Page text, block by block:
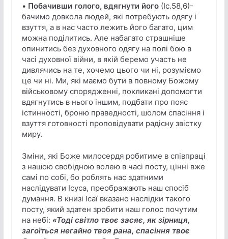
• Побачивши голого, вдягнути його (Іс.58,6)-
бачимо довкола людей, які потребують одягу і
взуття, а в нас часто лежить його багато, цим
можна поділитись. Але набагато страшніше
опинитись без духовного одягу на полі бою в
часі духовної війни, в якій беремо участь не
дивлячись на те, хочемо цього чи ні, розуміємо
це чи ні. Ми, які маємо бути в повному Божому
військовому спорядженні, покликані допомогти
вдягнутись в нього іншим, подбати про пояс
істинності, броню праведності, шолом спасіння і
взуття готовності проповідувати радісну звістку
миру.
Зміни, які Боже милосердя робитиме в співпраці
з нашою свобідною волею в часі посту, цінні вже
самі по собі, бо роблять нас здатними
наслідувати Ісуса, преображають наш спосіб
думання. В книзі Ісаї вказано наслідки такого
посту, який здатен зробити наш голос почутим
на небі: «Тоді світло твоє засяє, як зірниця,
загоїться негайно твоя рана, спасіння твоє